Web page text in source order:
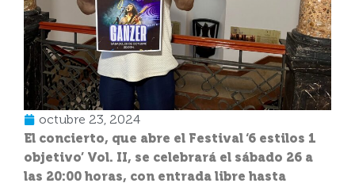
octubre 23, 2024
El concierto, que abre el Festival ‘6 estilos 1
objetivo’ Vol. II, se celebrará el sábado 26 a
las 20:00 horas, con entrada libre hasta